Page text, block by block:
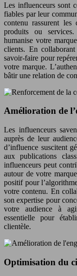
Les influenceurs sont
fiables par leur
contenu rassurent les
produits ou
humanise votre
clients. En
savoir-faire pour
votre marque.
bâtir une relation de
Amélioration de
Les influenceurs
auprès de leur
d’influence suscitent
aux publications
influenceurs peut
autour de votre
positif pour
votre contenu. En
son expertise pour
votre audience à
essentielle pour
clientèle.
Optimisation du